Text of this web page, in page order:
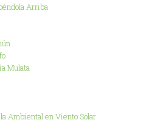
Arriba
Mulata
Ambiental en Viento Solar